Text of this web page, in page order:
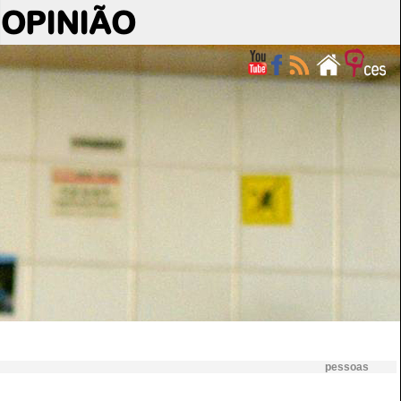
OPINIÃO
pessoas